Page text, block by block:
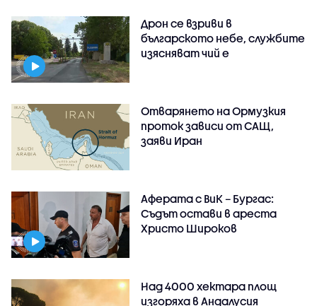
Дрон се взриви в
българското небе, службите
изясняват чий е
Отварянето на Ормузкия
проток зависи от САЩ,
заяви Иран
Аферата с ВиК – Бургас:
Съдът остави в ареста
Христо Широков
Над 4000 хектара площ
изгоряха в Андалусия